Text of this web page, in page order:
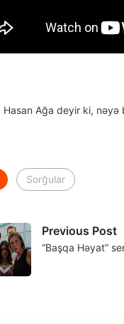
Hasan Ağa deyir ki, nəyə
Sorğular
Previous Post
“Başqa Həyat”